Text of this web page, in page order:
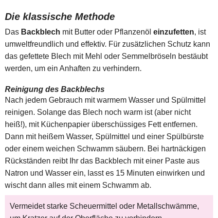
Die klassische Methode
Das Backblech mit Butter oder Pflanzenöl einzufetten, ist
umweltfreundlich und effektiv. Für zusätzlichen Schutz kann
das gefettete Blech mit Mehl oder Semmelbröseln bestäubt
werden, um ein Anhaften zu verhindern.
Reinigung des Backblechs
Nach jedem Gebrauch mit warmem Wasser und Spülmittel
reinigen. Solange das Blech noch warm ist (aber nicht
heiß!), mit Küchenpapier überschüssiges Fett entfernen.
Dann mit heißem Wasser, Spülmittel und einer Spülbürste
oder einem weichen Schwamm säubern. Bei hartnäckigen
Rückständen reibt Ihr das Backblech mit einer Paste aus
Natron und Wasser ein, lasst es 15 Minuten einwirken und
wischt dann alles mit einem Schwamm ab.
Vermeidet starke Scheuermittel oder Metallschwämme,